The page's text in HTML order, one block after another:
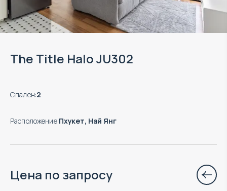
The Title Halo JU302
Спален:2
Расположение:Пхукет, Най Янг
Цена по запросу